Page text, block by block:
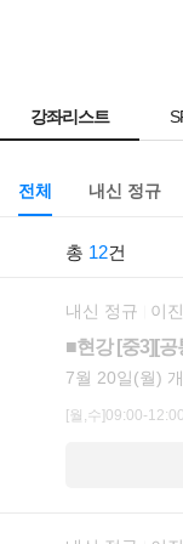
강좌리스트
전체 내신 정규
총 12건
내신 정규 이
■현강 [중3][
7월 20일(월)
[월,수]09:00-12:00